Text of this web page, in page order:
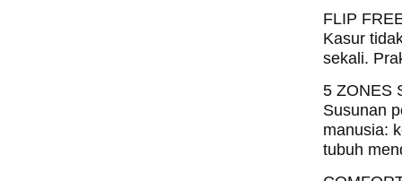
FLIP
Kasur
sekali.
5 ZONES
Susunan
manusia:
tubuh